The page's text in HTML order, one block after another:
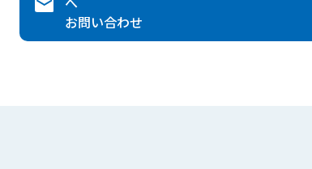
お問い合わせ